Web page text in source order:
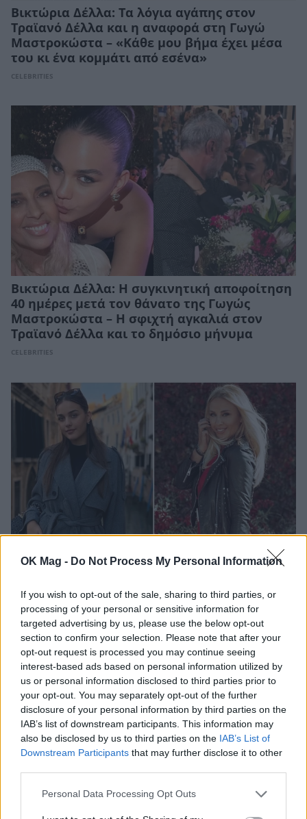
OK Mag - Do Not Process My Personal Information
If you wish to opt-out of the sale, sharing to third parties, or
processing of your personal or sensitive information for
targeted advertising by us, please use the below opt-out
section to confirm your selection. Please note that after your
opt-out request is processed you may continue seeing
interest-based ads based on personal information utilized by
us or personal information disclosed to third parties prior to
your opt-out. You may separately opt-out of the further
disclosure of your personal information by third parties on the
IAB’s list of downstream participants. This information may
also be disclosed by us to third parties on the IAB’s List of
Downstream Participants that may further disclose it to other
Personal Data Processing Opt Outs
Βικτώρια Δέλλα: Τα λόγια αγάπης στον
Τραϊανό Δέλλα και η αναφορά στη Γωγώ
Μαστροκώστα – «Κάθε μου βήμα έχει μέσα
του κι ένα κομμάτι από εσένα»
CELEBRITIES
Βικτώρια Δέλλα: Η συγκινητική αποφοίτηση
40 ημέρες μετά τον θάνατο της Γωγώς
Μαστροκώστα – Η σφιχτή αγκαλιά στον
Τραϊανό Δέλλα και το δημόσιο μήνυμα
CELEBRITIES
Γωγώ Μαστροκώστα: Η γλυκιά ανάρτηση της
CELEBRITIES